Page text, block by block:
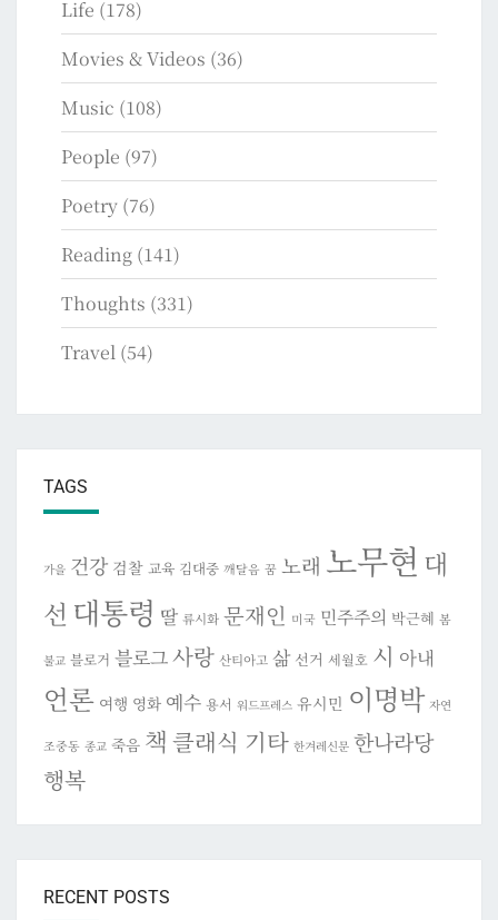
Life (178)
Movies & Videos (36)
Music (108)
People (97)
Poetry (76)
Reading (141)
Thoughts (331)
Travel (54)
TAGS
가을 건강 검찰 교육 김대중 깨달음 꿈 노래 노무현 대
선 대통령 딸 류시화 문재인 미국 민주주의 박근혜 봄
불교 블로거 블로그사랑 산티아고 삶 선거 세월호 시 아내
언론 여행 영화 예수 용서 워드프레스 유시민 이명박 자연
조중동 종교 죽음 책 클래식 기타 한겨레신문 한나라당
행복
RECENT POSTS